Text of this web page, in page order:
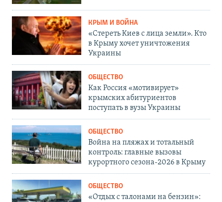
КРЫМ И ВОЙНА
«Стереть Киев с лица земли». Кто
в Крыму хочет уничтожения
Украины
ОБЩЕСТВО
Как Россия «мотивирует»
крымских абитуриентов
поступать в вузы Украины
ОБЩЕСТВО
Война на пляжах и тотальный
контроль: главные вызовы
курортного сезона-2026 в Крыму
ОБЩЕСТВО
«Отдых с талонами на бензин»: